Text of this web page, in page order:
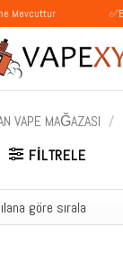
✅BLİK
VAPE MAĞAZASI /
FILTRELE